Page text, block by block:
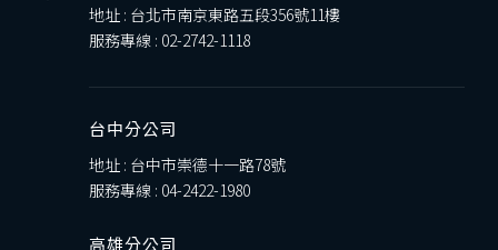
地址 : 台北市南京東路五段356號11樓
服務專線 : 02-2742-1118
台中分公司
地址 : 台中市崇德十一路78號
服務專線 : 04-2422-1980
高雄分公司